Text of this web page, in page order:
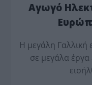
Αγωγό
Η μεγάλη Γαλλική
σε μεγάλα έργα